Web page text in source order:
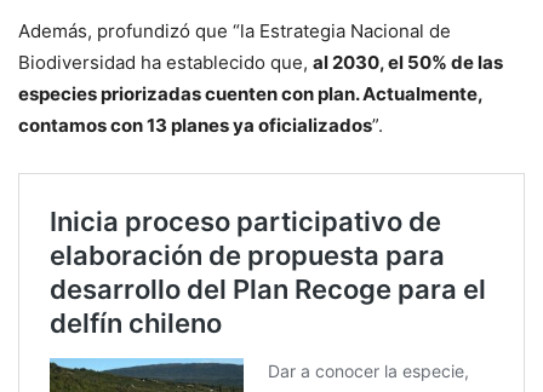
Además, profundizó que “la Estrategia Nacional de
Biodiversidad ha establecido que, al 2030, el 50% de las
especies priorizadas cuenten con plan. Actualmente,
contamos con 13 planes ya oficializados”.